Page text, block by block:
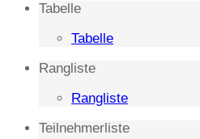
Tabelle
Tabelle
Rangliste
Rangliste
Teilnehmerliste